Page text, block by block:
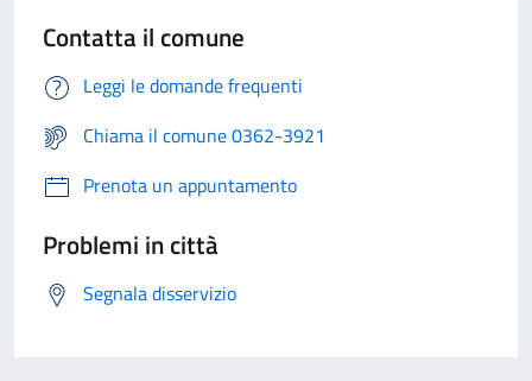
Contatta il comune
Leggi le domande frequenti
Chiama il comune 0362-3921
Prenota un appuntamento
Problemi in città
Segnala disservizio